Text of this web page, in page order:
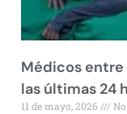
Médicos entre
las últimas 24
11 de mayo, 2026